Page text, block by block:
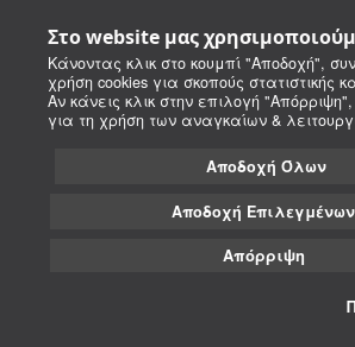
Στο website μας
Κάνοντας κλικ στο κουμπί "Αποδοχή",
χρήση cookies για σκοπούς στατιστικής
Αν κάνεις κλικ στην επιλογή
για τη χρήση των αναγκαίων &
Αποδοχή Όλων
Αποδοχή Επιλεγμένων
Απόρριψη